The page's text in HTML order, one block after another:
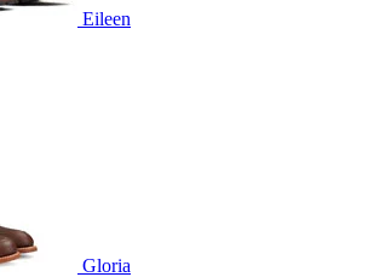
Eileen
Gloria